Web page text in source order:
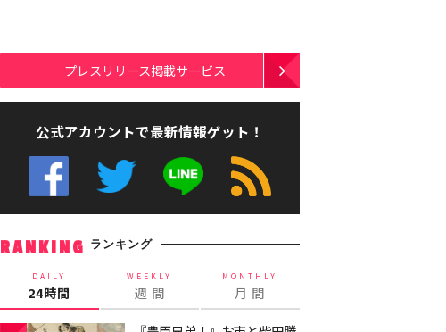
プレスリリース掲載サービス
公式アカウントで最新情報ゲット！
RANKING ランキング
DAILY
24時間
WEEKLY
週 間
MONTHLY
月 間